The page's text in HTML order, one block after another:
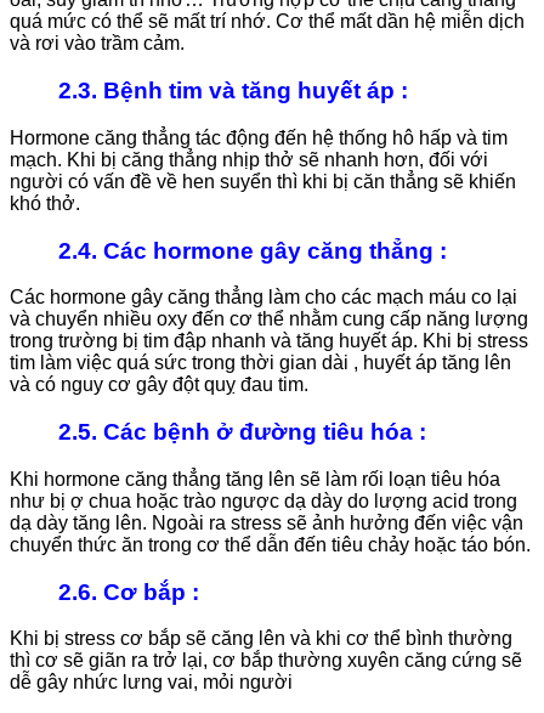
quá mức có thể sẽ mất trí nhớ. Cơ thể mất dần hệ miễn dịch
và rơi vào trầm cảm.
2.3. Bệnh tim và tăng huyết áp :
Hormone căng thẳng tác động đến hệ thống hô hấp và tim
mạch. Khi bị căng thẳng nhịp thở sẽ nhanh hơn, đối với
người có vấn đề về hen suyển thì khi bị căn thẳng sẽ khiến
khó thở.
2.4. Các hormone gây căng thẳng :
Các hormone gây căng thẳng làm cho các mạch máu co lại
và chuyển nhiều oxy đến cơ thể nhằm cung cấp năng lượng
trong trường bị tim đập nhanh và tăng huyết áp. Khi bị stress
tim làm việc quá sức trong thời gian dài , huyết áp tăng lên
và có nguy cơ gây đột quỵ đau tim.
2.5. Các bệnh ở đường tiêu hóa :
Khi hormone căng thẳng tăng lên sẽ làm rối loạn tiêu hóa
như bị ợ chua hoặc trào ngược dạ dày do lượng acid trong
dạ dày tăng lên. Ngoài ra stress sẽ ảnh hưởng đến việc vận
chuyển thức ăn trong cơ thể dẫn đến tiêu chảy hoặc táo bón.
2.6. Cơ bắp :
Khi bị stress cơ bắp sẽ căng lên và khi cơ thể bình thường
thì cơ sẽ giãn ra trở lại, cơ bắp thường xuyên căng cứng sẽ
dễ gây nhức lưng vai, mỏi người